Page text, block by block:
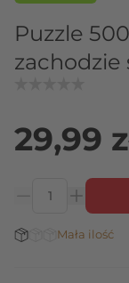
Puzzle
zachodzie
29,99
Stan
Mała ilość